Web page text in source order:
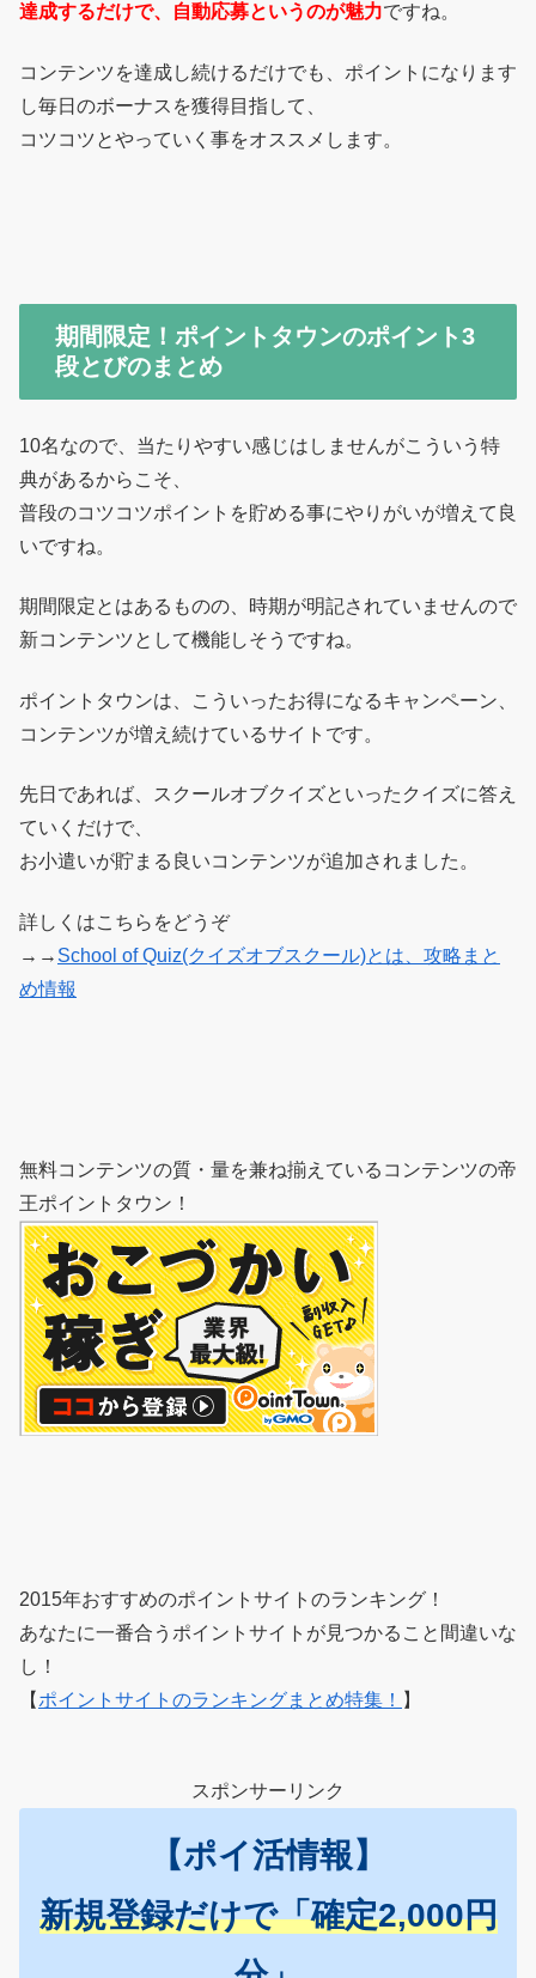
達成するだけで、自動応募というのが魅力ですね。
コンテンツを達成し続けるだけでも、ポイントになります
し毎日のボーナスを獲得目指して、
コツコツとやっていく事をオススメします。
期間限定！ポイントタウンのポイント3
段とびのまとめ
10名なので、当たりやすい感じはしませんがこういう特
典があるからこそ、
普段のコツコツポイントを貯める事にやりがいが増えて良
いですね。
期間限定とはあるものの、時期が明記されていませんので
新コンテンツとして機能しそうですね。
ポイントタウンは、こういったお得になるキャンペーン、
コンテンツが増え続けているサイトです。
先日であれば、スクールオブクイズといったクイズに答え
ていくだけで、
お小遣いが貯まる良いコンテンツが追加されました。
詳しくはこちらをどうぞ
→→ School of Quiz(クイズオブスクール)とは、攻略まと
め情報
無料コンテンツの質・量を兼ね揃えているコンテンツの帝
王ポイントタウン！
2015年おすすめのポイントサイトのランキング！
あなたに一番合うポイントサイトが見つかること間違いな
し！
【 ポイントサイトのランキングまとめ特集！ 】
スポンサーリンク
【ポイ活情報】
新規登録だけで「確定2,000円